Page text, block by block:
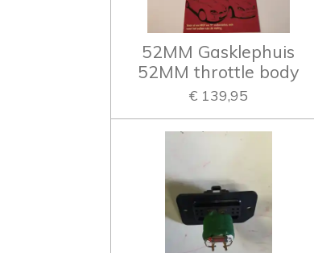
52MM Gasklephuis
52MM throttle body
€ 139,95